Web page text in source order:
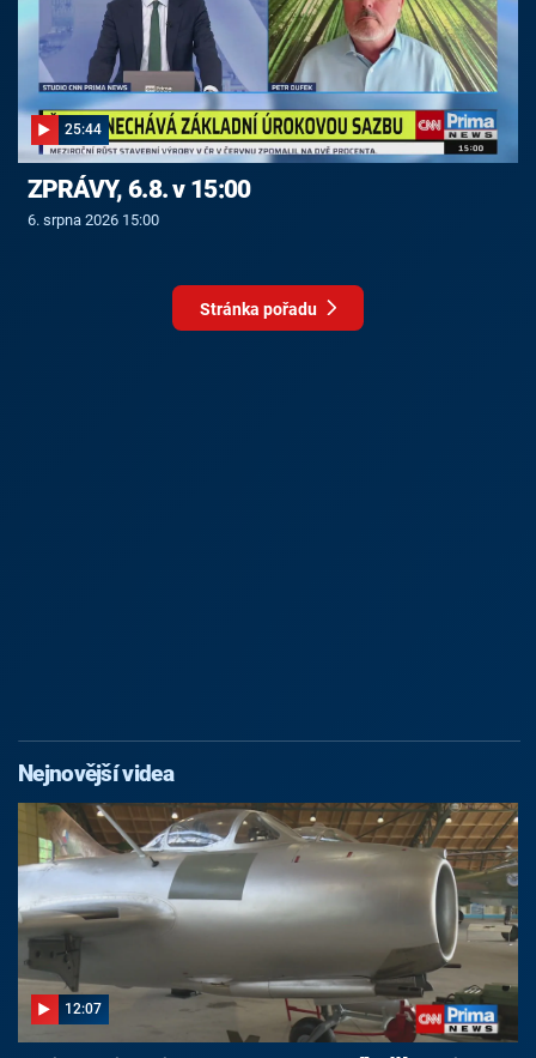
25:44
ZPRÁVY, 6.8. v 15:00
6. srpna 2026 15:00
Stránka pořadu
Nejnovější videa
12:07